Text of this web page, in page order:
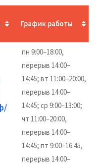
График работы
пн 9:00–18:00,
перерыв 14:00–
14:45; вт 11:00–20:00,
перерыв 14:00–
14:45; ср 9:00–13:00;
чт 11:00–20:00,
перерыв 14:00–
14:45; пт 9:00–16:45,
перерыв 14:00–